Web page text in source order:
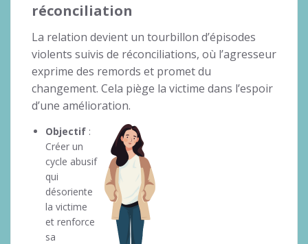
réconciliation
La relation devient un tourbillon d’épisodes
violents suivis de réconciliations, où l’agresseur
exprime des remords et promet du
changement. Cela piège la victime dans l’espoir
d’une amélioration.
Objectif :
Créer un
cycle abusif
qui
désoriente
la victime
et renforce
sa